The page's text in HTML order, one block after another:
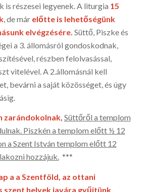
is részesei legyenek. A li­turgia 15
, de már előtte is lehető­ségünk
el­végzésére. Süttő, Piszke és
a 3. állomásról gondoskodnak,
részben felolvasással,
vitelé­vel. A 2.állomásnál kell
bevárni a saját közösséget, és úgy
zarándokolnak, Süttőről a templom
Piszkén a templom előtt ½ 12
a Szent István temp­lom előtt 12
hozzájuk.***
a a Szentföld, az ottani
szent helyek javára gyűj­tünk.